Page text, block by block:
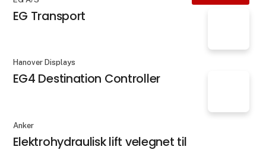
EG Transport
Hanover Displays
EG4 Destination Controller
Anker
Elektrohydraulisk lift velegnet til